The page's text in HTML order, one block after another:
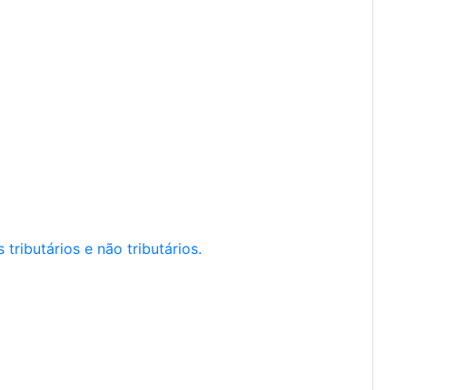
tributários e não tributários.